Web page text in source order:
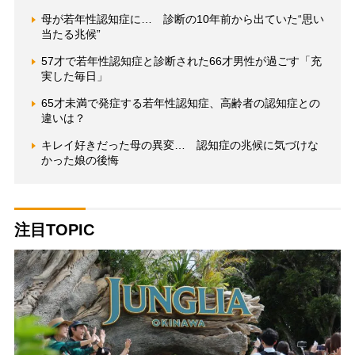
母が若年性認知症に… 診断の10年前から出ていた“思い
当たる兆候”
57才で若年性認知症と診断された66才男性が過ごす「充
実した毎日」
65才未満で発症する若年性認知症、高齢者の認知症との
違いは？
キレイ好きだった母の異変… 認知症の兆候に気づけな
かった娘の後悔
注目TOPIC